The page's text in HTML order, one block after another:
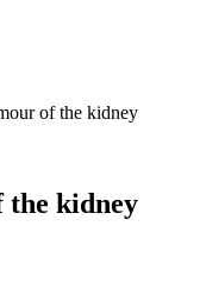
of the kidney
kidney